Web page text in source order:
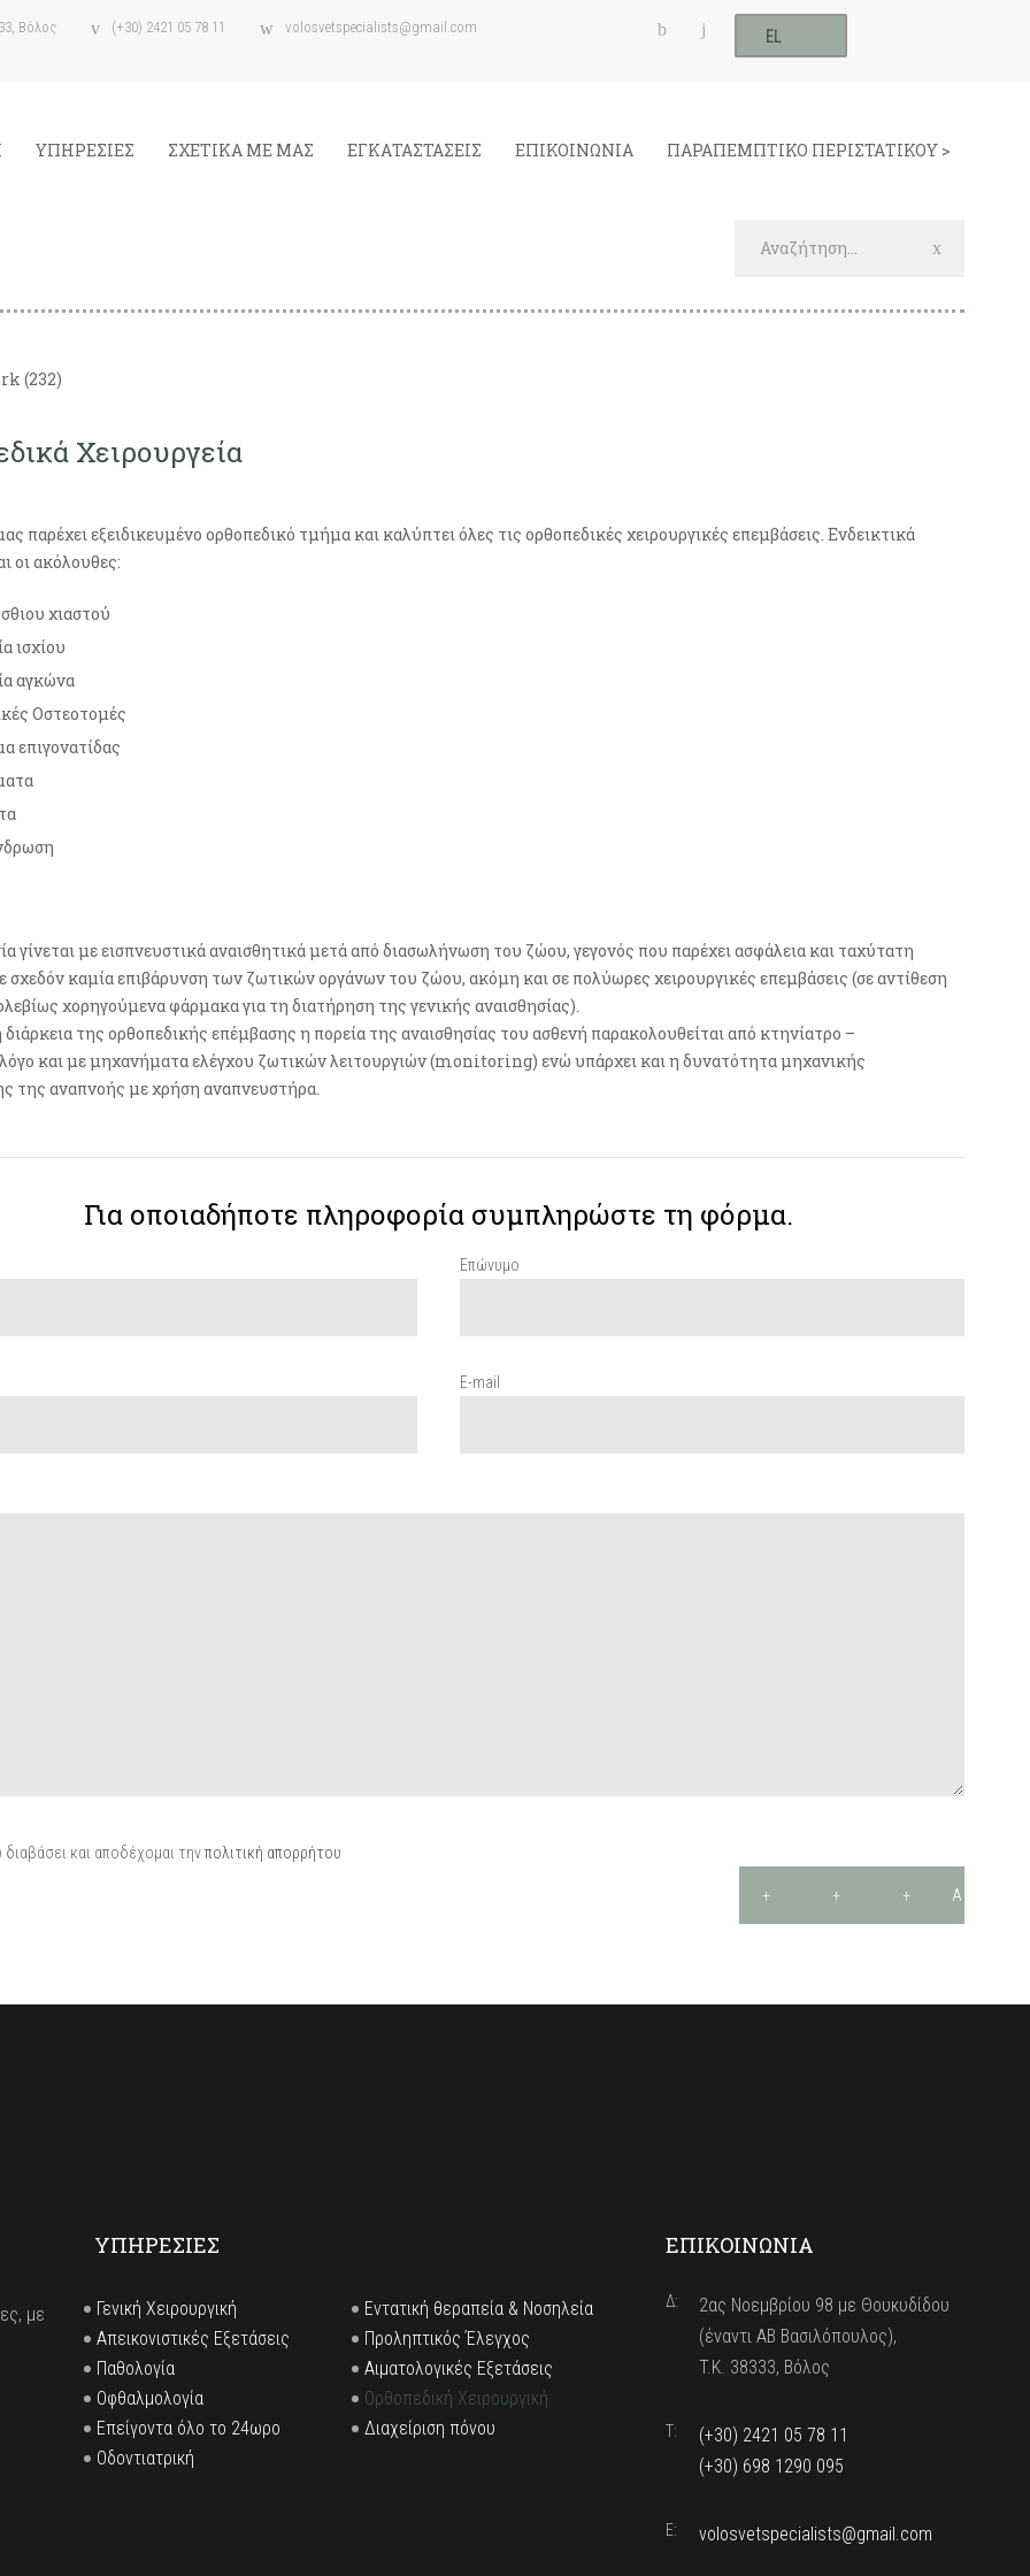
Βόλος (+30) 2421 05 78 11 volosvetspecialists@gmail.com EL
ΥΠΗΡΕΣΙΕΣ ΣΧΕΤΙΚΑ ΜΕ ΜΑΣ ΕΓΚΑΤΑΣΤΑΣΕΙΣ ΕΠΙΚΟΙΝΩΝΙΑ ΠΑΡΑΠΕΜΠΤΙΚΟ ΠΕΡΙΣΤΑΤΙΚΟΥ >
Χειρουργεία
παρέχει εξειδικευμένο ορθοπεδικό τμήμα και καλύπτει όλες τις ορθοπεδικές χειρουργικές επεμβάσεις. Ενδεικτικά
οι ακόλουθες:
χιαστού
ισχίου
αγκώνα
Οστεοτομές
επιγονατίδας
γίνεται με εισπνευστικά αναισθητικά μετά από διασωλήνωση του ζώου, γεγονός που παρέχει ασφάλεια και ταχύτατη
καμία επιβάρυνση των ζωτικών οργάνων του ζώου, ακόμη και σε πολύωρες χειρουργικές επεμβάσεις (σε αντίθεση
χορηγούμενα φάρμακα για τη διατήρηση της γενικής αναισθησίας).
διάρκεια της ορθοπεδικής επέμβασης η πορεία της αναισθησίας του ασθενή παρακολουθείται από κτηνίατρο –
και με μηχανήματα ελέγχου ζωτικών λειτουργιών (monitoring) ενώ υπάρχει και η δυνατότητα μηχανικής
της αναπνοής με χρήση αναπνευστήρα.
Για οποιαδήποτε πληροφορία συμπληρώστε τη φόρμα.
Επώνυμο
E-mail
και αποδέχομαι τηνπολιτική απορρήτου
με
ΥΠΗΡΕΣΙΕΣ
Γενική Χειρουργική
Εντατική θεραπεία & Νοσηλεία
Απεικoνιστικές Εξετάσεις
Προληπτικός Έλεγχος
Παθολογία
Αιματολογικές Εξετάσεις
Οφθαλμολογία
Ορθοπεδική Χειρουργική
Επείγοντα όλο το 24ωρο
Διαχείριση πόνου
Οδοντιατρική
ΕΠΙΚΟΙΝΩΝΙΑ
Δ:
2ας Νοεμβρίου 98 με Θουκυδίδου
(έναντι ΑΒ Βασιλόπουλος),
T.K. 38333, Βόλος
T:
(+30) 2421 05 78 11
(+30) 698 1290 095
E: volosvetspecialists@gmail.com